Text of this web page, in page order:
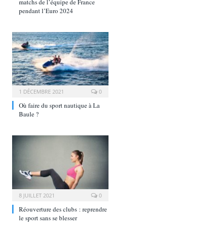
matchs de l’équipe de France
pendant l’Euro 2024
1 DÉCEMBRE 2021 0
Où faire du sport nautique à La
Baule ?
8 JUILLET 2021 0
Réouverture des clubs : reprendre
le sport sans se blesser